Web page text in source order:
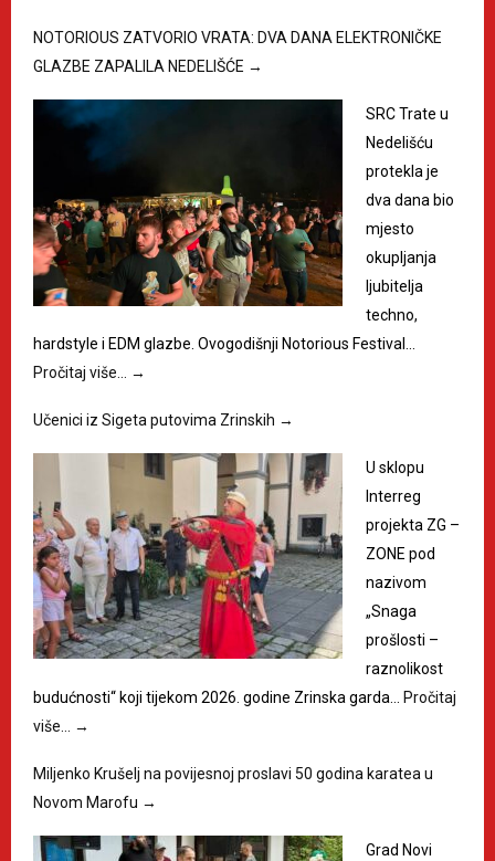
NOTORIOUS ZATVORIO VRATA: DVA DANA ELEKTRONIČKE
GLAZBE ZAPALILA NEDELIŠĆE →
SRC Trate u
Nedelišću
protekla je
dva dana bio
mjesto
okupljanja
ljubitelja
techno,
hardstyle i EDM glazbe. Ovogodišnji Notorious Festival…
Pročitaj više…
→
Učenici iz Sigeta putovima Zrinskih →
U sklopu
Interreg
projekta ZG –
ZONE pod
nazivom
„Snaga
prošlosti –
raznolikost
budućnosti“ koji tijekom 2026. godine Zrinska garda…
Pročitaj
više…
→
Miljenko Krušelj na povijesnoj proslavi 50 godina karatea u
Novom Marofu →
Grad Novi